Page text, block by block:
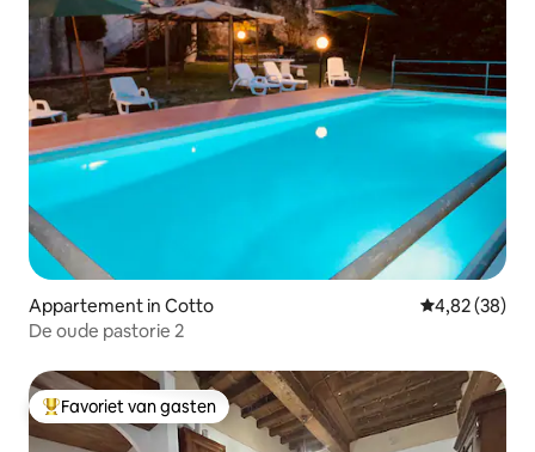
Appartement in Cotto Gemiddelde
4,82 (38)
De oude pastorie 2
Topfavoriet van gasten
Favoriet van gasten